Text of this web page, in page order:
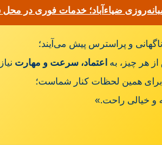
ضیاءآباد؛ خدمات فوری در محل
و پراسترس پیش می‌آیند؛
هر چیز، به اعتماد، سرعت و مهارت
همین لحظات کنار شماست؛
و خیالی راحت.»